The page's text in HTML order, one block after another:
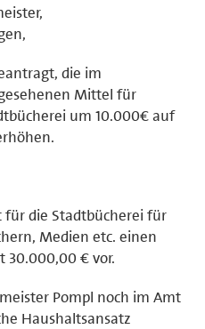
die im
Mittel für
um 10.000€ auf
die Stadtbücherei für
Medien etc. einen
30.000,00 € vor.
Pompl noch im Amt
Haushaltsansatz